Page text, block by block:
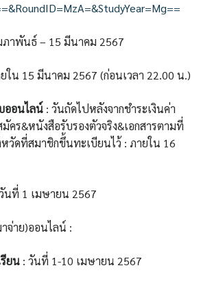
ภาพันธ์ – 15 มีนาคม 2567
ใน 15 มีนาคม 2567 (ก่อนเวลา 22.00 น.)
ออนไลน์ : วันถัดไปหลังจากชำระเงินค่า
คร&หนังสือรับรองตัวจริง&เอกสารตามที่
วัดที่สมาชิกขึ้นทะเบียนไว้ : ภายใน 16
นที่ 1 เมษายน 2567
จ่าย)ออนไลน์ :
ยน : วันที่ 1-10 เมษายน 2567